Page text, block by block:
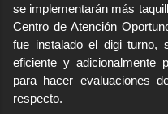
se implementarán más
Centro de Atención
fue instalado el digi turno,
eficiente y adicionalmente
para hacer evaluaciones
respecto.